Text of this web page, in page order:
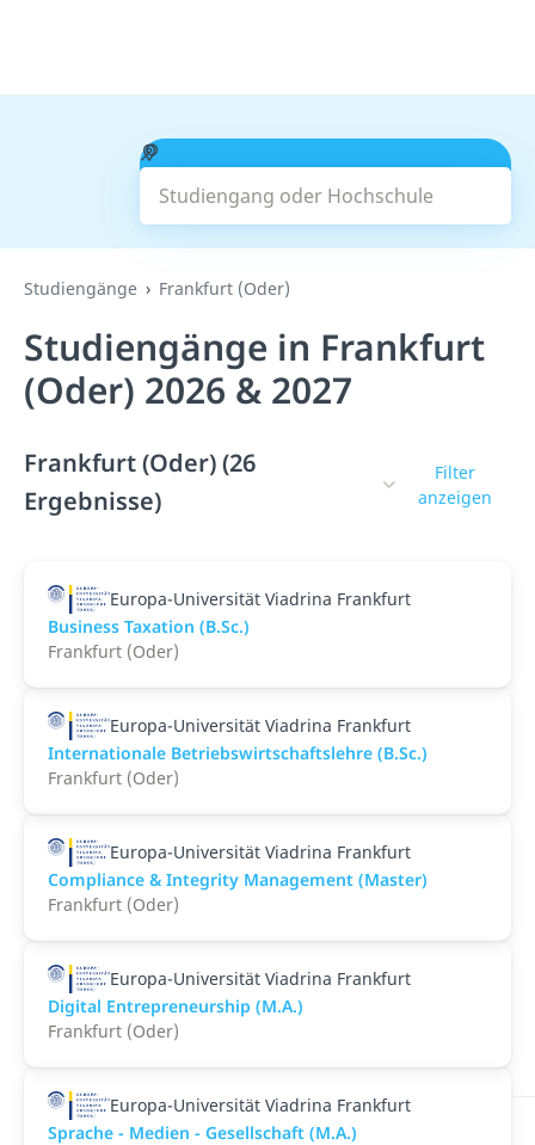
Studiengang oder Hochschule
Suchen
Studiengänge Frankfurt (Oder)
Studiengänge in Frankfurt
(Oder) 2026 & 2027
Frankfurt (Oder) (26
Ergebnisse)
Filter
anzeigen
Europa-Universität Viadrina Frankfurt
Business Taxation (B.Sc.)
Frankfurt (Oder)
Europa-Universität Viadrina Frankfurt
Internationale Betriebswirtschaftslehre (B.Sc.)
Frankfurt (Oder)
Europa-Universität Viadrina Frankfurt
Compliance & Integrity Management (Master)
Frankfurt (Oder)
Europa-Universität Viadrina Frankfurt
Digital Entrepreneurship (M.A.)
Frankfurt (Oder)
Europa-Universität Viadrina Frankfurt
Sprache - Medien - Gesellschaft (M.A.)